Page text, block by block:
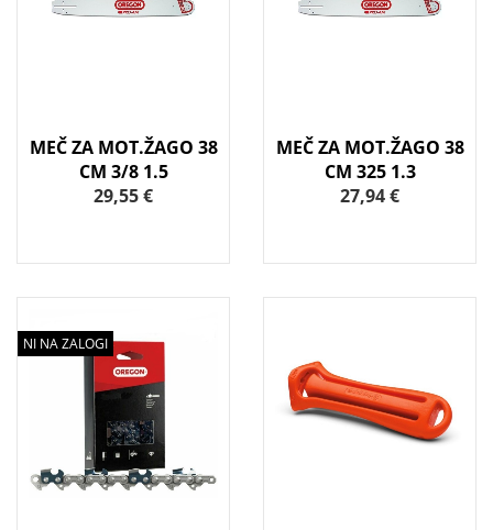
MEČ ZA MOT.ŽAGO 38
CM 3/8 1.5
29,55 €
MEČ ZA MOT.ŽAGO 38
CM 325 1.3
27,94 €
NI NA ZALOGI